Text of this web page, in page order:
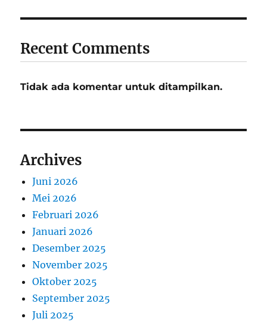
Recent Comments
Tidak ada komentar untuk ditampilkan.
Archives
Juni 2026
Mei 2026
Februari 2026
Januari 2026
Desember 2025
November 2025
Oktober 2025
September 2025
Juli 2025